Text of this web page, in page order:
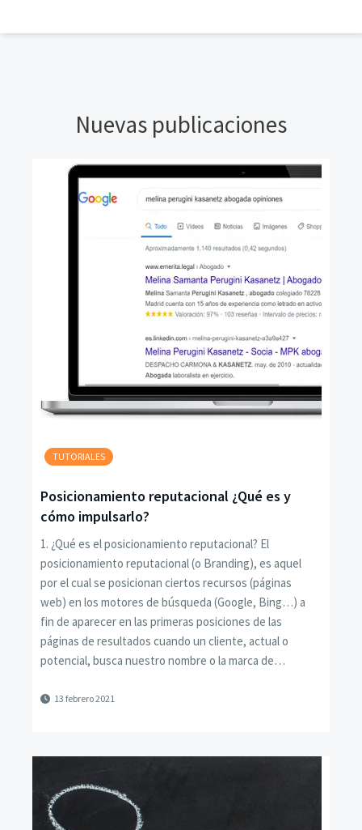
Nuevas publicaciones
TUTORIALES
Posicionamiento reputacional ¿Qué es y
cómo impulsarlo?
1. ¿Qué es el posicionamiento reputacional? El
posicionamiento reputacional (o Branding), es aquel
por el cual se posicionan ciertos recursos (páginas
web) en los motores de búsqueda (Google, Bing…) a
fin de aparecer en las primeras posiciones de las
páginas de resultados cuando un cliente, actual o
potencial, busca nuestro nombre o la marca de…
13 febrero 2021